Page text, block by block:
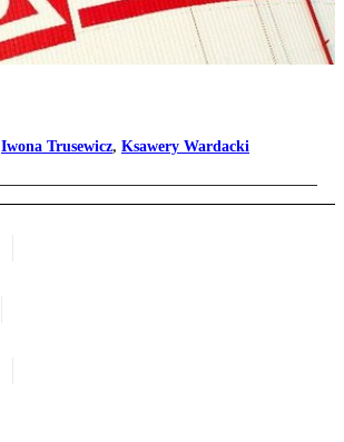
Iwona Trusewicz, Ksawery Wardacki